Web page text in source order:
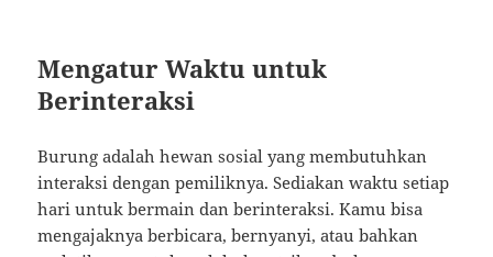
Mengatur Waktu untuk
Berinteraksi
Burung adalah hewan sosial yang membutuhkan
interaksi dengan pemiliknya. Sediakan waktu setiap
hari untuk bermain dan berinteraksi. Kamu bisa
mengajaknya berbicara, bernyanyi, atau bahkan